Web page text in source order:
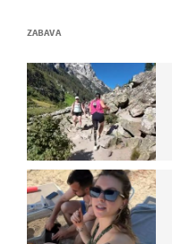
ZABAVA